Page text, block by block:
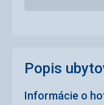
Popis
Informácie o